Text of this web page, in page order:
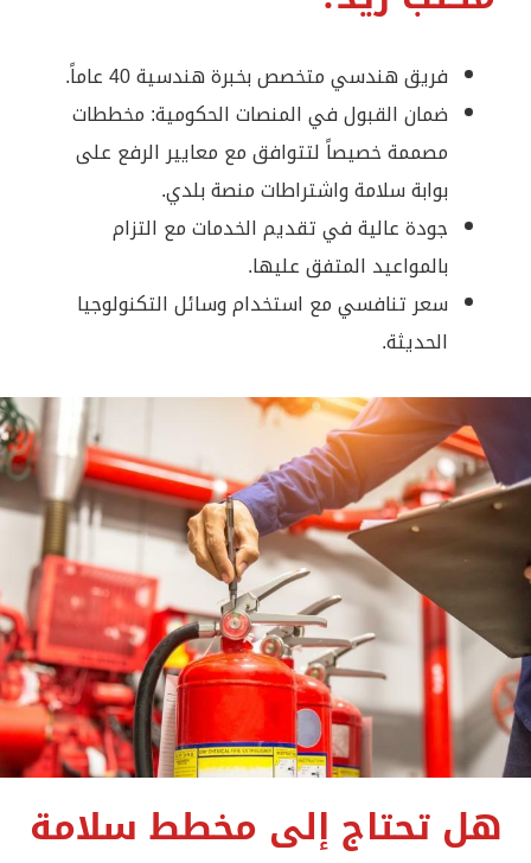
فريق هندسي متخصص بخبرة هندسية 40 عاماً.
ضمان القبول في المنصات الحكومية: مخططات
مصممة خصيصاً لتتوافق مع معايير الرفع على
بوابة سلامة واشتراطات منصة بلدي.
جودة عالية في تقديم الخدمات مع التزام
بالمواعيد المتفق عليها.
سعر تنافسي مع استخدام وسائل التكنولوجيا
الحديثة.
هل تحتاج إلى مخطط سلامة